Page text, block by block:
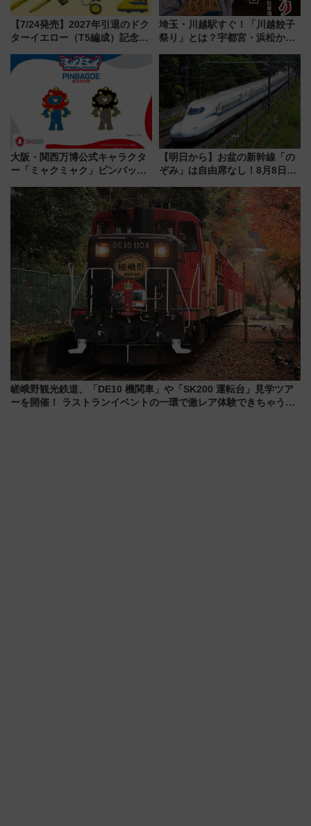
【7/24発売】2027年引退のドク
ターイエロー（T5編成）記念グ
送の目覚まし時計など通販・販
売店舗まとめ
埼玉・川越駅すぐ！「川越餃子
祭り」とは？宇都宮・浜松から
を食べ比べ【7月25日・26日開
催】
大阪・関西万博公式キャラクタ
ー「ミャクミャク」ピンバッジ
中旬発売
【明日から】お盆の新幹線「の
ぞみ」は自由席なし！8月8日午
せば空きが見つかることも 混
雑避ける「空席」探しのコツ
嵯峨野観光鉄道、「DE10 機関車」や「SK200 運転台」見学ツア
ーを開催！ ラストランイベントの一環で激レア体験できちゃうか